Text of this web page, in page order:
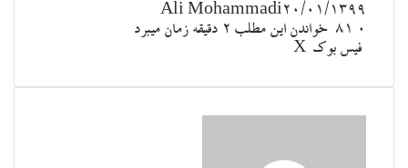
Ali Mohammadi۲۰/۰۱/۱۳۹۹
۰
خواندن این مطلب 2 دقیقه زمان میبرد
فیس بوک X
از